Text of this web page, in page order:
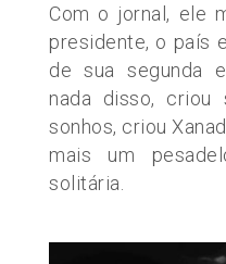
Com o jornal, ele
presidente, o país
de sua segunda
nada disso, criou
sonhos, criou
mais um
solitária.